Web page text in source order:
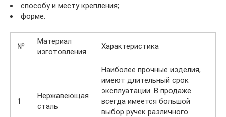
способу и месту крепления;
форме.
№
Материал
изготовления
Характеристика
1
Нержавеющая
сталь
Наиболее прочные изделия,
имеют длительный срок
эксплуатации. В продаже
всегда имеется большой
выбор ручек различного